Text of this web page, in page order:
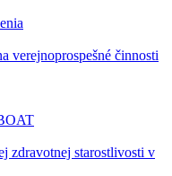
verejnoprospešné činnosti
zdravotnej starostlivosti v